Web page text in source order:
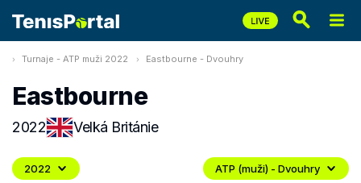
Turnaje - ATP muži 2022 Eastbourne - Dvouhry
Eastbourne
2022 Velká Británie
2022 ATP (muži) - Dvouhry